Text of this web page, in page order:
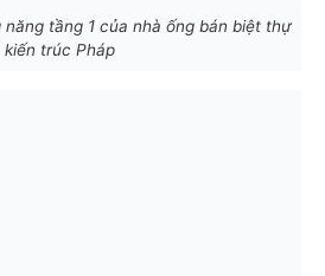
tầng 1 của nhà ống bán biệt thự
kiến trúc Pháp